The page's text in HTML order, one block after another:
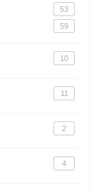
53
59
10
11
2
4